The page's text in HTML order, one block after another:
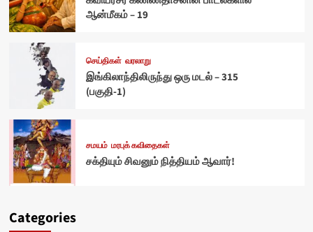
ஆன்மீகம் – 19
செய்திகள் வரலாறு
இங்கிலாந்திலிருந்து ஒரு மடல் – 315
(பகுதி-1)
சமயம் மரபுக் கவிதைகள்
சக்தியும் சிவனும் நித்தியம் ஆவார்!
Categories